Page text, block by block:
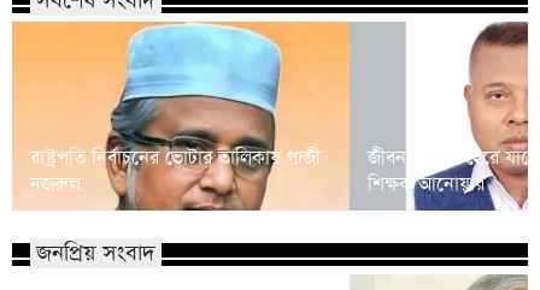
রাষ্ট্রপতি নির্বাচনের ভোটার তালিকায় গাজী
নজরুল
জীবনসংগ্রামে হেরে
শিক্ষক আনোয়ার
জনপ্রিয় সংবাদ